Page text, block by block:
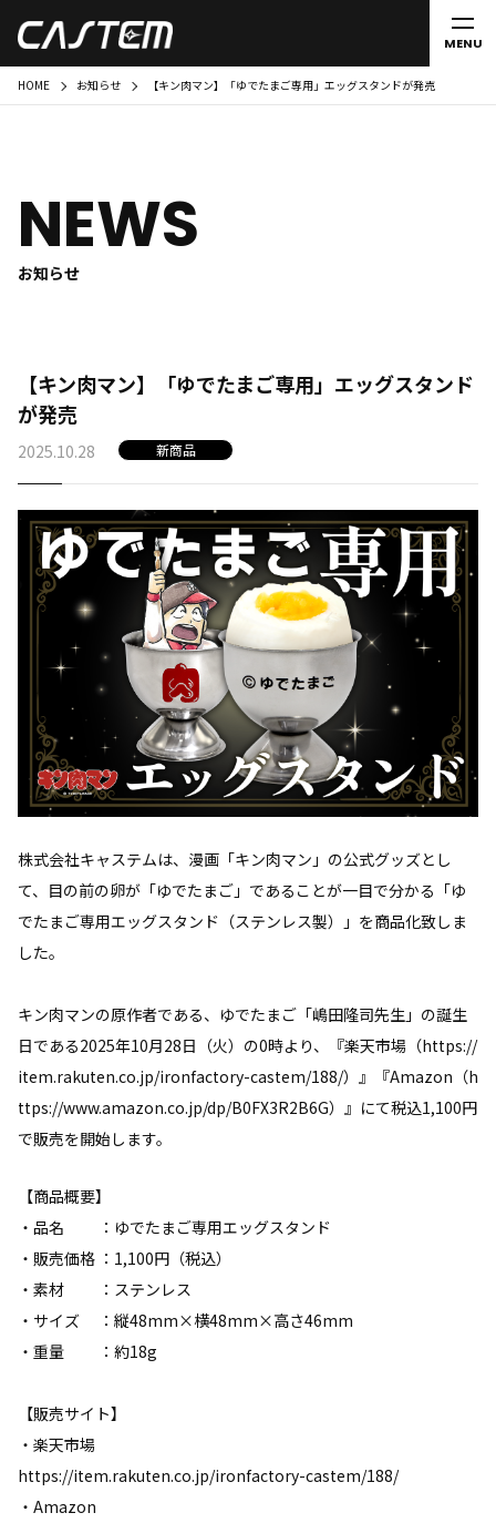
MENU
HOME お知らせ 【キン肉マン】「ゆでたまご専用」エッグスタンドが発売
NEWS
お知らせ
【キン肉マン】「ゆでたまご専用」エッグスタンド
が発売
2025.10.28 新商品
株式会社キャステムは、漫画「キン肉マン」の公式グッズとし
て、目の前の卵が「ゆでたまご」であることが一目で分かる「ゆ
でたまご専用エッグスタンド（ステンレス製）」を商品化致しま
した。
キン肉マンの原作者である、ゆでたまご「嶋田隆司先生」の誕生
日である2025年10月28日（火）の0時より、『楽天市場（https://
item.rakuten.co.jp/ironfactory-castem/188/）』『Amazon（h
ttps://www.amazon.co.jp/dp/B0FX3R2B6G）』にて税込1,100円
で販売を開始します。
【商品概要】
・品名 ：ゆでたまご専用エッグスタンド
・販売価格 ：1,100円（税込）
・素材 ：ステンレス
・サイズ ：縦48mm×横48mm×高さ46mm
・重量 ：約18g
【販売サイト】
・楽天市場
https://item.rakuten.co.jp/ironfactory-castem/188/
・Amazon